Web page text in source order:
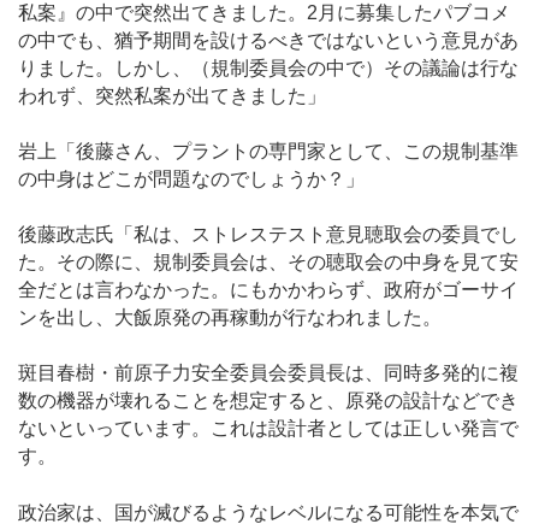
私案』の中で突然出てきました。2月に募集したパブコメ
の中でも、猶予期間を設けるべきではないという意見があ
りました。しかし、（規制委員会の中で）その議論は行な
われず、突然私案が出てきました」
岩上「後藤さん、プラントの専門家として、この規制基準
の中身はどこが問題なのでしょうか？」
後藤政志氏「私は、ストレステスト意見聴取会の委員でし
た。その際に、規制委員会は、その聴取会の中身を見て安
全だとは言わなかった。にもかかわらず、政府がゴーサイ
ンを出し、大飯原発の再稼動が行なわれました。
斑目春樹・前原子力安全委員会委員長は、同時多発的に複
数の機器が壊れることを想定すると、原発の設計などでき
ないといっています。これは設計者としては正しい発言で
す。
政治家は、国が滅びるようなレベルになる可能性を本気で